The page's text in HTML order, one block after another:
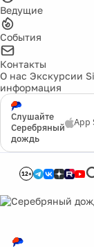
Ведущие
События
Контакты
О нас Экскурсии
информация
Слушайте
Серебряный
дождь
App
12+